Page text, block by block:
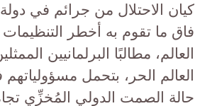
كيان الاحتلال من جرائم في
فاق ما تقوم به أخطر التنظيمات
العالم، مطالبًا البرلمانيين
العالم الحر، بتحمل
حالة الصمت الدولي المُخزِّي